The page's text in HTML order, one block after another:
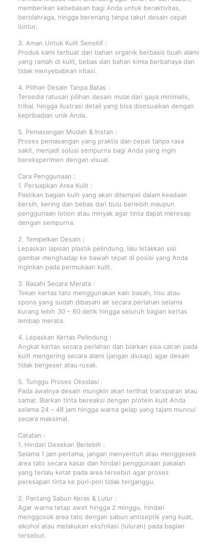
memberikan kebebasan bagi Anda untuk beraktivitas,
berolahraga, hingga berenang tanpa takut desain cepat
luntur.
3. Aman Untuk Kulit Sensitif :
Produk kami terbuat dari bahan organik berbasis buah alami
yang ramah di kulit, bebas dari bahan kimia berbahaya dan
tidak menyebabkan iritasi.
4. Pilihan Desain Tanpa Batas :
Tersedia ratusan pilihan desain mulai dari gaya minimalis,
tribal, hingga ilustrasi detail yang bisa disesuaikan dengan
kepribadian unik Anda.
5. Pemasangan Mudah & Instan :
Proses pemasangan yang praktis dan cepat tanpa rasa
sakit, menjadi solusi sempurna bagi Anda yang ingin
bereksperimen dengan visual.
Cara Penggunaan :
1. Persiapkan Area Kulit :
Pastikan bagian kulit yang akan ditempel dalam keadaan
bersih, kering dan bebas dari bulu berlebih maupun
penggunaan lotion atau minyak agar tinta dapat meresap
dengan sempurna.
2. Tempelkan Desain :
Lepaskan lapisan plastik pelindung, lalu letakkan sisi
gambar menghadap ke bawah tepat di posisi yang Anda
inginkan pada permukaan kulit.
3. Basahi Secara Merata :
Tekan kertas tato menggunakan kain basah, tisu atau
spons yang sudah dibasahi air secara perlahan selama
kurang lebih 30 – 60 detik hingga seluruh bagian kertas
lembap merata.
4. Lepaskan Kertas Pelindung :
Angkat kertas secara perlahan dan biarkan sisa cairan pada
kulit mengering secara alami (jangan diusap) agar desain
tidak bergeser atau rusak.
5. Tunggu Proses Oksidasi :
Pada awalnya desain mungkin akan terlihat transparan atau
samar. Biarkan tinta bereaksi dengan protein kulit Anda
selama 24 – 48 jam hingga warna gelap yang tajam muncul
secara maksimal.
Catatan :
1. Hindari Gesekan Berlebih :
Selama 1 jam pertama, jangan menyentuh atau menggesek
area tato secara kasar dan hindari penggunaan pakaian
yang terlalu ketat pada area tersebut agar proses
peresapan tinta ke pori-pori tidak terganggu.
2. Pantang Sabun Keras & Lulur :
Agar warna tetap awet hingga 2 minggu, hindari
menggosok area tato dengan sabun antiseptik yang kuat,
alkohol atau melakukan eksfoliasi (luluran) pada bagian
tersebut.